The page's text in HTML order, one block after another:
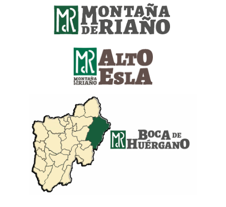
marca_montana_riano_transpar_.png
ayuntamiento_boca_de_huergano.png